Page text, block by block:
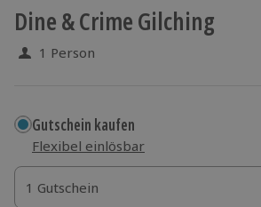
Dine & Crime Gilching
1 Person
Gutschein kaufen
Flexibel einlösbar
1 Gutschein
1 Gutschein
1 Gutschein